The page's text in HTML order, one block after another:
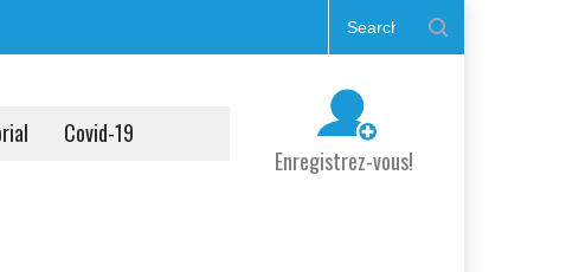
Covid-19
Enregistrez-vous!